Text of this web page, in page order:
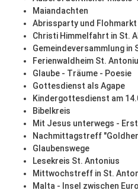
Maiandachten
Abrissparty und Flohmarkt
Christi Himmelfahrt in St.
Gemeindeversammlung in
Ferienwaldheim St.
Glaube - Träume - Poesie
Gottesdienst als Agape
Kindergottesdienst am
Bibelkreis
Mit Jesus unterwegs -
Nachmittagstreff
Glaubenswege
Lesekreis St. Antonius
Mittwochstreff in St.
Malta - Insel zwischen